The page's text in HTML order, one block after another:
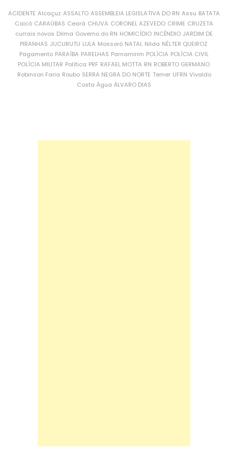
ACIDENTE Alcaçuz ASSALTO ASSEMBLEIA LEGISLATIVA DO RN Assu BATATA
Caicó CARAÚBAS Ceará CHUVA CORONEL AZEVEDO CRIME CRUZETA
currais novos Dilma Governo do RN HOMICÍDIO INCÊNDIO JARDIM DE
PIRANHAS JUCURUTU LULA Mossoró NATAL Nilda NÉLTER QUEIROZ
Pagamento PARAÍBA PARELHAS Parnamirim POLÍCIA POLÍCIA CIVIL
POLÍCIA MILITAR Política PRF RAFAEL MOTTA RN ROBERTO GERMANO
Robinson Faria Roubo SERRA NEGRA DO NORTE Temer UFRN Vivaldo
Costa Água ÁLVARO DIAS